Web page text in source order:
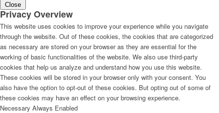
Close
Privacy Overview
This website uses cookies to improve your experience while you navigate
through the website. Out of these cookies, the cookies that are categorized
as necessary are stored on your browser as they are essential for the
working of basic functionalities of the website. We also use third-party
cookies that help us analyze and understand how you use this website.
These cookies will be stored in your browser only with your consent. You
also have the option to opt-out of these cookies. But opting out of some of
these cookies may have an effect on your browsing experience.
Necessary Always Enabled